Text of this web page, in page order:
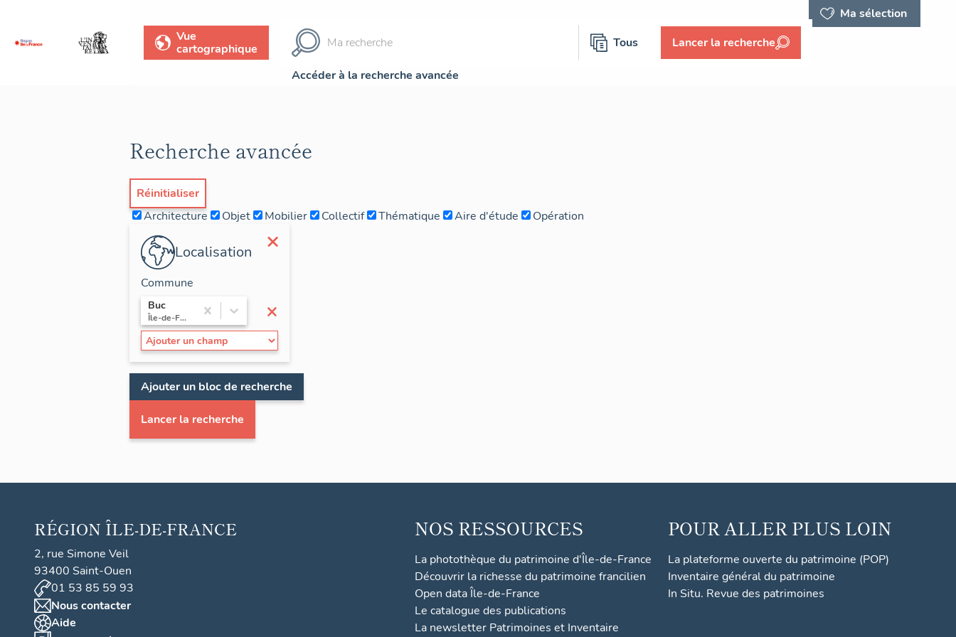
Ma sélection
Vue
cartographique
Tous Lancer la recherche
Accéder à la recherche avancée
Recherche avancée
Réinitialiser
Architecture
Objet Mobilier Collectif Thématique Aire d'étude Opération
×
Localisation
×
Commune
Buc
Île-de-France / Yvelines
Ajouter un bloc de recherche
Lancer la recherche
RÉGION ÎLE-DE-FRANCE
2, rue Simone Veil
93400 Saint-Ouen
01 53 85 59 93
Nous contacter
Aide
NOS RESSOURCES
La photothèque du patrimoine d'Île-de-France
Découvrir la richesse du patrimoine francilien
Open data Île-de-France
Le catalogue des publications
La newsletter Patrimoines et Inventaire
POUR ALLER PLUS LOIN
La plateforme ouverte du patrimoine (POP)
Inventaire général du patrimoine
In Situ. Revue des patrimoines